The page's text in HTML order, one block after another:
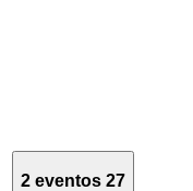
2 eventos 27